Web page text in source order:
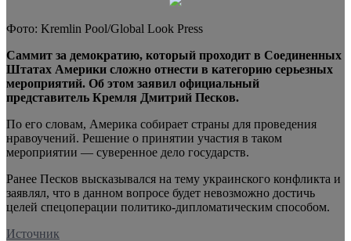
Фото: Kremlin Pool/Global Look Press
Саммит за демократию, который проходит в Соединенных
Штатах Америки сложно отнести в категорию серьезных
мероприятий. Об этом заявил официальный
представитель Кремля Дмитрий Песков.
По его словам, Америка собирает страны для проведения
нравоучений. Решение о принятии участия в таком
мероприятии — суверенное дело государств.
Ранее Песков высказывался на тему украинского конфликта и
заявлял, что в данном вопросе будет невозможно достичь
целей спецоперации политико-дипломатическим способом.
Источник